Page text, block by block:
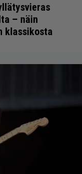
– näin
klassikosta